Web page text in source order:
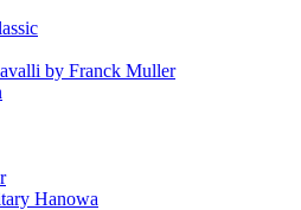
by Franck Muller
Hanowa